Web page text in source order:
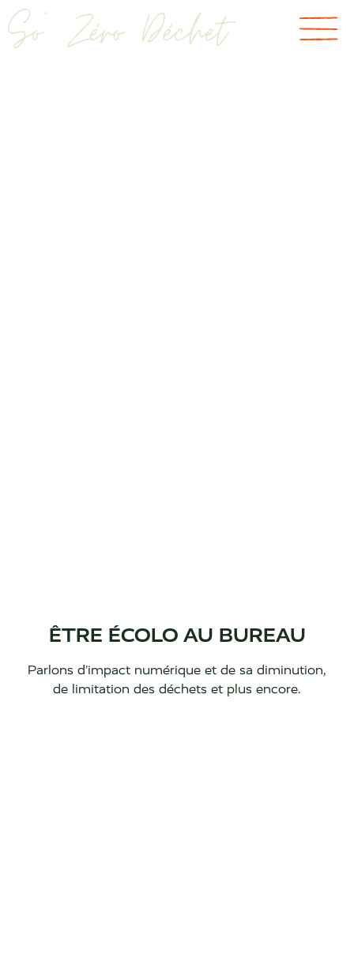
ÊTRE ÉCOLO AU BUREAU
Parlons d’impact numérique et de sa diminution,
de limitation des déchets et plus encore.